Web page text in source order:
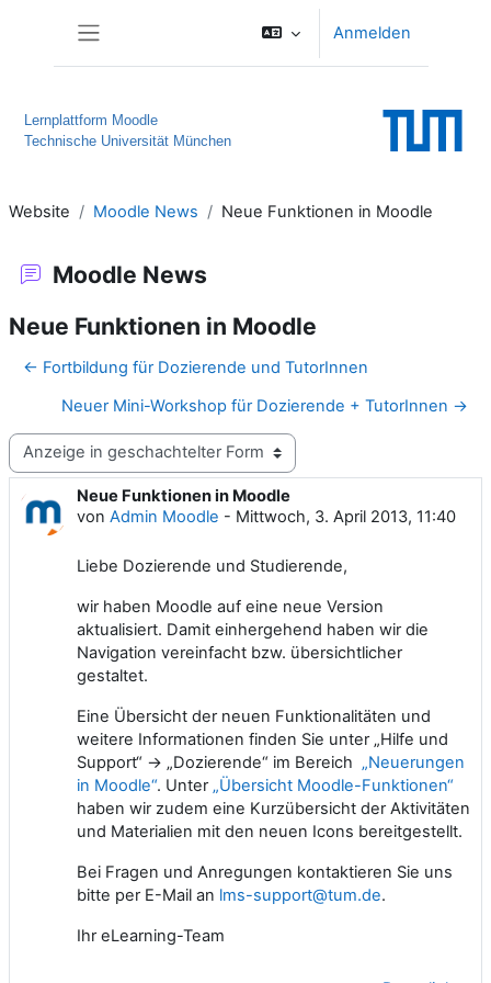
Anmelden
Lernplattform Moodle
Technische Universität München
Website Moodle News Neue Funktionen in Moodle
Moodle News
Neue Funktionen in Moodle
← Fortbildung für Dozierende und TutorInnen
Neuer Mini-Workshop für Dozierende + TutorInnen →
Anzeigemodus
Neue Funktionen in Moodle
von Admin Moodle - Mittwoch, 3. April 2013, 11:40
Anzahl Antworten: 0
Liebe Dozierende und Studierende,
wir haben Moodle auf eine neue Version
aktualisiert. Damit einhergehend haben wir die
Navigation vereinfacht bzw. übersichtlicher
gestaltet.
Eine Übersicht der neuen Funktionalitäten und
weitere Informationen finden Sie unter „Hilfe und
Support“ → „Dozierende“ im Bereich „Neuerungen
in Moodle“. Unter „Übersicht Moodle-Funktionen“
haben wir zudem eine Kurzübersicht der Aktivitäten
und Materialien mit den neuen Icons bereitgestellt.
Bei Fragen und Anregungen kontaktieren Sie uns
bitte per E-Mail an lms-support@tum.de.
Ihr eLearning-Team